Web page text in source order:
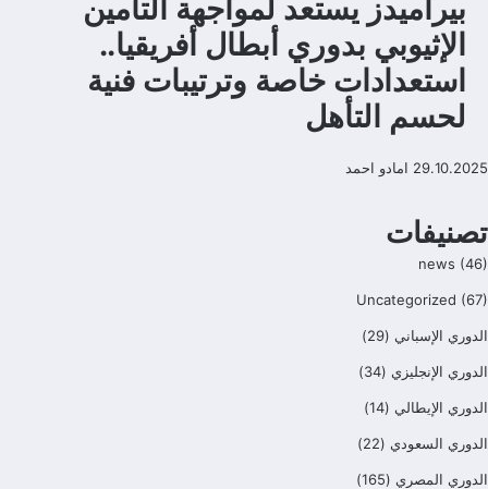
بيراميدز يستعد لمواجهة التأمين
الإثيوبي بدوري أبطال أفريقيا..
استعدادات خاصة وترتيبات فنية
لحسم التأهل
29.10.2025 امادو احمد
تصنيفات
news (46)
Uncategorized (67)
الدوري الإسباني (29)
الدوري الإنجليزي (34)
الدوري الإيطالي (14)
الدوري السعودي (22)
الدوري المصري (165)